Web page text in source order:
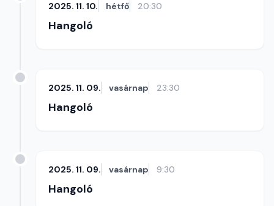
2025. 11. 10. hétfő 20:30
Hangoló
2025. 11. 09. vasárnap 23:30
Hangoló
2025. 11. 09. vasárnap 9:30
Hangoló